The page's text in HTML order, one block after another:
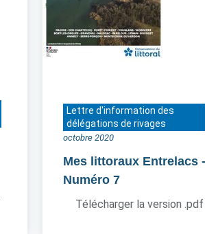
Lettre d'information des
délégations de rivages
octobre 2020
Mes littoraux Entrelacs -
Numéro 7
Télécharger la version .pdf